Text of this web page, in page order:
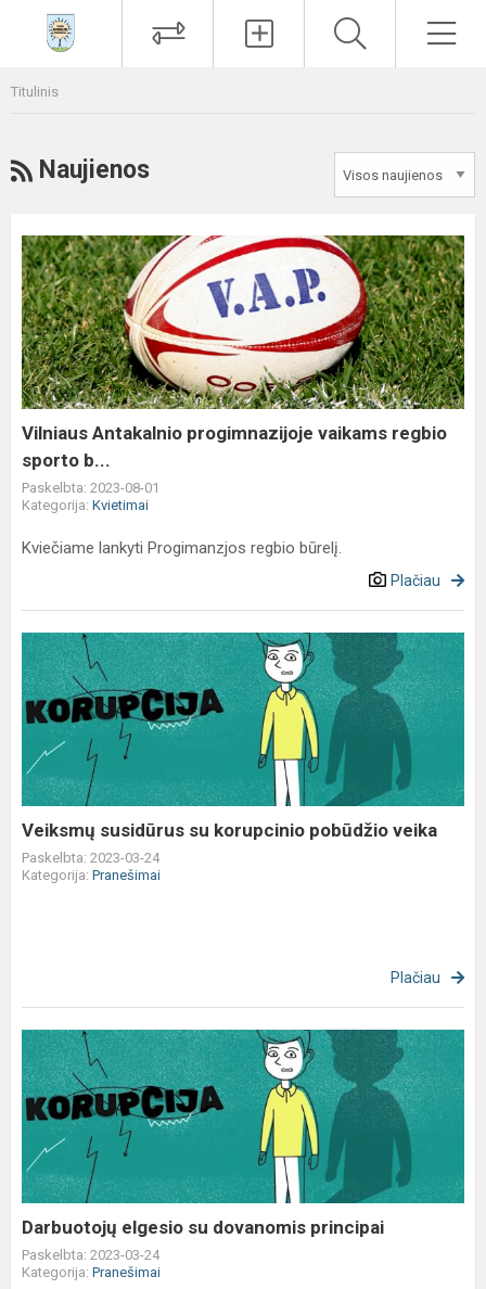
Titulinis
RSS
Naujienos
Vilniaus
Antakalnio
progimnazijoje
vaikams
regbio
sporto
b...
Vilniaus Antakalnio progimnazijoje vaikams regbio
sporto b...
Paskelbta: 2023-08-01
Kategorija: Kvietimai
Kviečiame lankyti Progimanzjos regbio būrelį.
Plačiau
Veiksmų
susidūrus
su
korupcinio
pobūdžio
veika
Veiksmų susidūrus su korupcinio pobūdžio veika
Paskelbta: 2023-03-24
Kategorija: Pranešimai
Plačiau
Darbuotojų
elgesio
su
dovanomis
principai
Darbuotojų elgesio su dovanomis principai
Paskelbta: 2023-03-24
Kategorija: Pranešimai